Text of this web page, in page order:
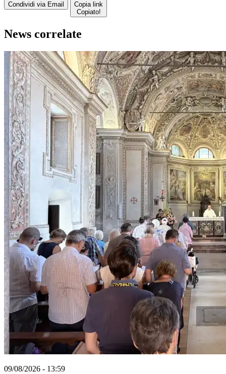
Condividi via Email
Copia link
Copiato!
News correlate
09/08/2026 - 13:59